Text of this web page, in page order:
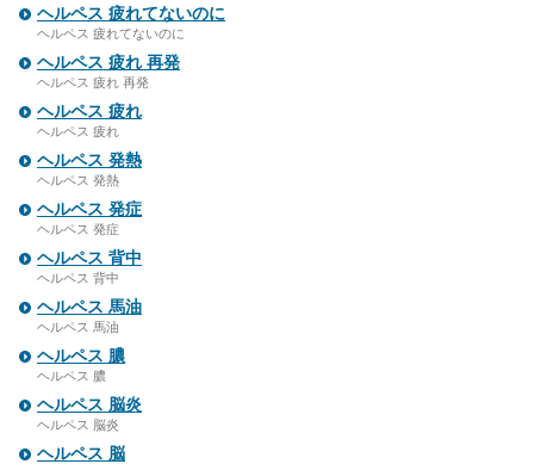
ヘルペス 疲れてないのに
ヘルペス 疲れてないのに
ヘルペス 疲れ 再発
ヘルペス 疲れ 再発
ヘルペス 疲れ
ヘルペス 疲れ
ヘルペス 発熱
ヘルペス 発熱
ヘルペス 発症
ヘルペス 発症
ヘルペス 背中
ヘルペス 背中
ヘルペス 馬油
ヘルペス 馬油
ヘルペス 膿
ヘルペス 膿
ヘルペス 脳炎
ヘルペス 脳炎
ヘルペス 脳